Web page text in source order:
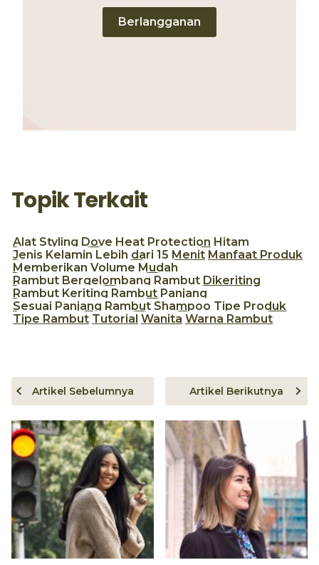
Berlangganan
Topik Terkait
Alat Styling Dove Heat Protection Hitam
Jenis Kelamin Lebih dari 15 Menit Manfaat Produk
Memberikan Volume Mudah
Rambut Bergelombang Rambut Dikeriting
Rambut Keriting Rambut Panjang
Sesuai Panjang Rambut Shampoo Tipe Produk
Tipe Rambut Tutorial Wanita Warna Rambut
Artikel Sebelumnya Artikel Berikutnya